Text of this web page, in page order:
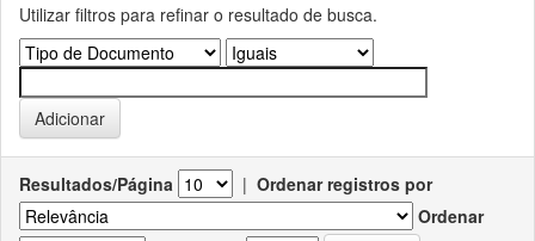
Utilizar filtros para refinar o resultado de busca.
Resultados/Página | Ordenar registros por
Ordenar